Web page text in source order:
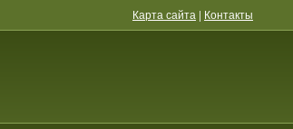
Карта сайта | Контакты